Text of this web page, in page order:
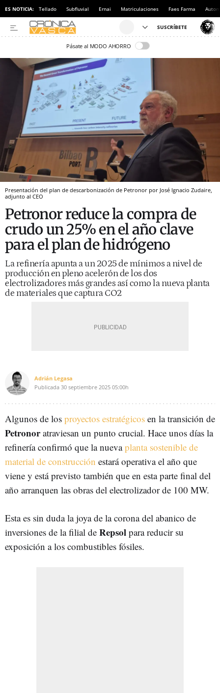
ES NOTICIA: Tellado Subfluvial Ernai Matriculaciones Faes Farma
Pásate al MODO AHORRO
Presentación del plan de descarbonización de Petronor por José Ignacio Zudaire,
adjunto al CEO
Petronor reduce la compra de
crudo un 25% en el año clave
para el plan de hidrógeno
La refinería apunta a un 2025 de mínimos a nivel de
producción en pleno acelerón de los dos
electrolizadores más grandes así como la nueva planta
de materiales que captura CO2
Adrián Legasa
Publicada 30 septiembre 2025 05:00h
Algunos de los proyectos estratégicos en la transición de
Petronoratraviesan un punto crucial. Hace unos días la
refinería confirmó que la nuevaplanta sostenible de
material de construcción estará operativa el año que
viene y está previsto también que en esta parte final del
año arranquen las obras del electrolizador de 100 MW.
Esta es sin duda la joya de la corona del abanico de
inversiones de la filial de Repsol para reducir su
exposición a los combustibles fósiles.